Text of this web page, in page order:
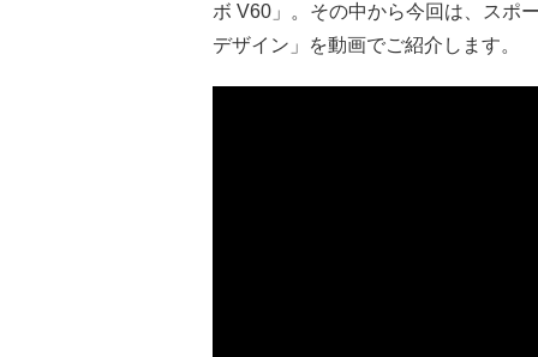
ボ V60」。その中から今回は、スポ
デザイン」を動画でご紹介します。